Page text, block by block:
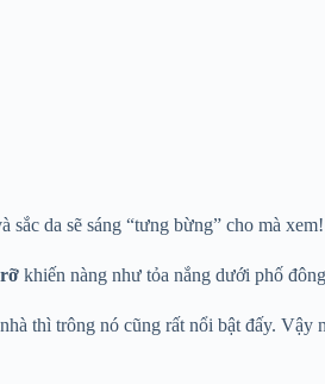
sắc da sẽ sáng “tưng bừng” cho mà xem!
khiến nàng như tỏa nắng dưới phố
thì trông nó cũng rất nổi bật đấy. Vậy